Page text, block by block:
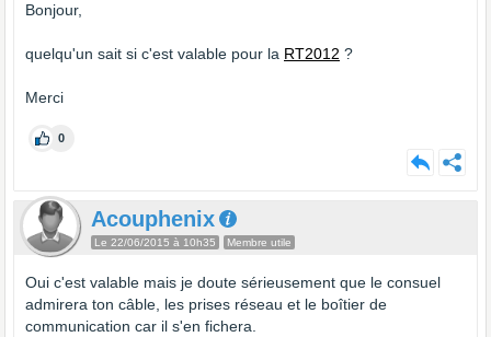
Bonjour,
quelqu'un sait si c'est valable pour la RT2012 ?
Merci
0
Acouphenix
Le 22/06/2015 à 10h35 Membre utile
Oui c'est valable mais je doute sérieusement que le consuel
admirera ton câble, les prises réseau et le boîtier de
communication car il s'en fichera.